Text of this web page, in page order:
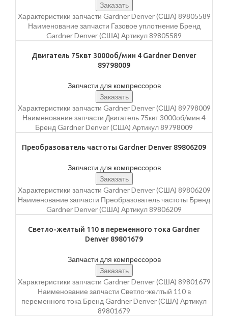
Заказать
Характеристики запчасти Gardner Denver (США) 89805589
Наименование запчасти Газовое уплотнение Бренд
Gardner Denver (США) Артикул 89805589
Двигатель 75квт 3000об/мин 4 Gardner Denver
89798009
Запчасти для компрессоров
Заказать
Характеристики запчасти Gardner Denver (США) 89798009
Наименование запчасти Двигатель 75квт 3000об/мин 4
Бренд Gardner Denver (США) Артикул 89798009
Преобразователь частоты Gardner Denver 89806209
Запчасти для компрессоров
Заказать
Характеристики запчасти Gardner Denver (США) 89806209
Наименование запчасти Преобразователь частоты Бренд
Gardner Denver (США) Артикул 89806209
Светло-желтый 110 в переменного тока Gardner
Denver 89801679
Запчасти для компрессоров
Заказать
Характеристики запчасти Gardner Denver (США) 89801679
Наименование запчасти Светло-желтый 110 в
переменного тока Бренд Gardner Denver (США) Артикул
89801679